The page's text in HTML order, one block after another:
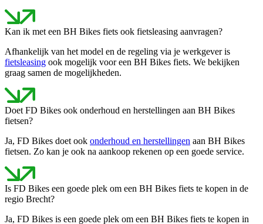
Kan ik met een BH Bikes fiets ook fietsleasing aanvragen?
Afhankelijk van het model en de regeling via je werkgever is
fietsleasing ook mogelijk voor een BH Bikes fiets. We bekijken
graag samen de mogelijkheden.
Doet FD Bikes ook onderhoud en herstellingen aan BH Bikes
fietsen?
Ja, FD Bikes doet ook onderhoud en herstellingen aan BH Bikes
fietsen. Zo kan je ook na aankoop rekenen op een goede service.
Is FD Bikes een goede plek om een BH Bikes fiets te kopen in de
regio Brecht?
Ja, FD Bikes is een goede plek om een BH Bikes fiets te kopen in